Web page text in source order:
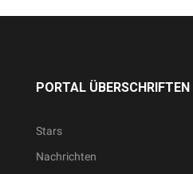
PORTAL ÜBERSCHRIFTEN
Stars
Nachrichten